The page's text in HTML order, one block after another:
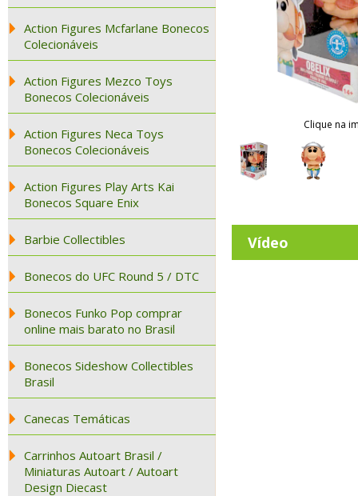
Action Figures Mcfarlane Bonecos
Colecionáveis
Action Figures Mezco Toys
Bonecos Colecionáveis
Action Figures Neca Toys
Bonecos Colecionáveis
Action Figures Play Arts Kai
Bonecos Square Enix
Barbie Collectibles
Bonecos do UFC Round 5 / DTC
Bonecos Funko Pop comprar
online mais barato no Brasil
Bonecos Sideshow Collectibles
Brasil
Canecas Temáticas
Carrinhos Autoart Brasil /
Miniaturas Autoart / Autoart
Design Diecast
Clique na
Vídeo